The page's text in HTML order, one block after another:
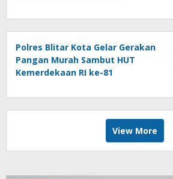
Polres Blitar Kota Gelar Gerakan
Pangan Murah Sambut HUT
Kemerdekaan RI ke-81
View More